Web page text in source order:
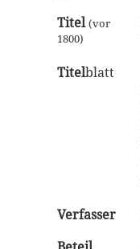
Titel (vor
1800)
Titelblatt
Verfasser